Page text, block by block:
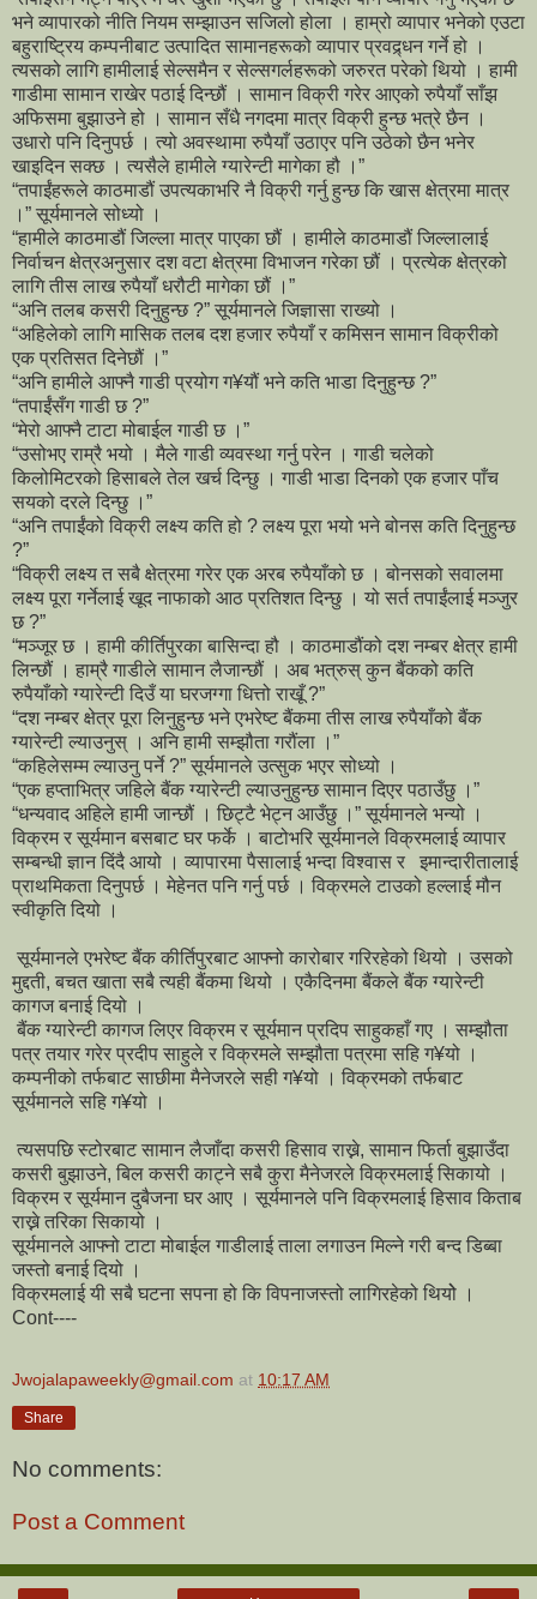
भने व्यापारको नीति नियम सम्झाउन सजिलो होला । हाम्रो व्यापार भनेको एउटा
बहुराष्ट्रिय कम्पनीबाट उत्पादित सामानहरूको व्यापार प्रवद्र्धन गर्ने हो ।
त्यसको लागि हामीलाई सेल्समैन र सेल्सगर्लहरूको जरुरत परेको थियो । हामी
गाडीमा सामान राखेर पठाई दिन्छौं । सामान विक्री गरेर आएको रुपैयाँ साँझ
अफिसमा बुझाउने हो । सामान सँधै नगदमा मात्र विक्री हुन्छ भत्रे छैन ।
उधारो पनि दिनुपर्छ । त्यो अवस्थामा रुपैयाँ उठाएर पनि उठेको छैन भनेर
खाइदिन सक्छ । त्यसैले हामीले ग्यारेन्टी मागेका हौ ।”
“तपाईंहरूले काठमाडौं उपत्यकाभरि नै विक्री गर्नु हुन्छ कि खास क्षेत्रमा मात्र
।” सूर्यमानले सोध्यो ।
“हामीले काठमाडौं जिल्ला मात्र पाएका छौं । हामीले काठमाडौं जिल्लालाई
निर्वाचन क्षेत्रअनुसार दश वटा क्षेत्रमा विभाजन गरेका छौं । प्रत्येक क्षेत्रको
लागि तीस लाख रुपैयाँ धरौटी मागेका छौं ।”
“अनि तलब कसरी दिनुहुन्छ ?” सूर्यमानले जिज्ञासा राख्यो ।
“अहिलेको लागि मासिक तलब दश हजार रुपैयाँ र कमिसन सामान विक्रीको
एक प्रतिसत दिनेछौं ।”
“अनि हामीले आफ्नै गाडी प्रयोग ग¥यौं भने कति भाडा दिनुहुन्छ ?”
“तपाईंसँग गाडी छ ?”
“मेरो आफ्नै टाटा मोबाईल गाडी छ ।”
“उसोभए राम्रै भयो । मैले गाडी व्यवस्था गर्नु परेन । गाडी चलेको
किलोमिटरको हिसाबले तेल खर्च दिन्छु । गाडी भाडा दिनको एक हजार पाँच
सयको दरले दिन्छु ।”
“अनि तपाईंको विक्री लक्ष्य कति हो ? लक्ष्य पूरा भयो भने बोनस कति दिनुहुन्छ
?”
“विक्री लक्ष्य त सबै क्षेत्रमा गरेर एक अरब रुपैयाँको छ । बोनसको सवालमा
लक्ष्य पूरा गर्नेलाई खूद नाफाको आठ प्रतिशत दिन्छु । यो सर्त तपाईंलाई मञ्जुर
छ ?”
“मञ्जूर छ । हामी कीर्तिपुरका बासिन्दा हौ । काठमाडौंको दश नम्बर क्षेत्र हामी
लिन्छौं । हाम्रै गाडीले सामान लैजान्छौं । अब भत्रुस् कुन बैंकको कति
रुपैयाँको ग्यारेन्टी दिउँ या घरजग्गा धित्तो राखूँ ?”
“दश नम्बर क्षेत्र पूरा लिनुहुन्छ भने एभरेष्ट बैंकमा तीस लाख रुपैयाँको बैंक
ग्यारेन्टी ल्याउनुस् । अनि हामी सम्झौता गरौंला ।”
“कहिलेसम्म ल्याउनु पर्ने ?” सूर्यमानले उत्सुक भएर सोध्यो ।
“एक हप्ताभित्र जहिले बैंक ग्यारेन्टी ल्याउनुहुन्छ सामान दिएर पठाउँछु ।”
“धन्यवाद अहिले हामी जान्छौं । छिट्टै भेट्न आउँछु ।” सूर्यमानले भन्यो ।
विक्रम र सूर्यमान बसबाट घर फर्के । बाटोभरि सूर्यमानले विक्रमलाई व्यापार
सम्बन्धी ज्ञान दिंदै आयो । व्यापारमा पैसालाई भन्दा विश्वास र इमान्दारीतालाई
प्राथमिकता दिनुपर्छ । मेहेनत पनि गर्नु पर्छ । विक्रमले टाउको हल्लाई मौन
स्वीकृति दियो ।
सूर्यमानले एभरेष्ट बैंक कीर्तिपुरबाट आफ्नो कारोबार गरिरहेको थियो । उसको
मुद्दती, बचत खाता सबै त्यही बैंकमा थियो । एकैदिनमा बैंकले बैंक ग्यारेन्टी
कागज बनाई दियो ।
बैंक ग्यारेन्टी कागज लिएर विक्रम र सूर्यमान प्रदिप साहुकहाँ गए । सम्झौता
पत्र तयार गरेर प्रदीप साहुले र विक्रमले सम्झौता पत्रमा सहि ग¥यो ।
कम्पनीको तर्फबाट साछीमा मैनेजरले सही ग¥यो । विक्रमको तर्फबाट
सूर्यमानले सहि ग¥यो ।
त्यसपछि स्टोरबाट सामान लैजाँदा कसरी हिसाव राख्ने, सामान फिर्ता बुझाउँदा
कसरी बुझाउने, बिल कसरी काट्ने सबै कुरा मैनेजरले विक्रमलाई सिकायो ।
विक्रम र सूर्यमान दुबैजना घर आए । सूर्यमानले पनि विक्रमलाई हिसाव किताब
राख्ने तरिका सिकायो ।
सूर्यमानले आफ्नो टाटा मोबाईल गाडीलाई ताला लगाउन मिल्ने गरी बन्द डिब्बा
जस्तो बनाई दियो ।
विक्रमलाई यी सबै घटना सपना हो कि विपनाजस्तो लागिरहेको थियोे ।
Cont----
Jwojalapaweekly@gmail.com at 10:17 AM
Share
No comments:
Post a Comment